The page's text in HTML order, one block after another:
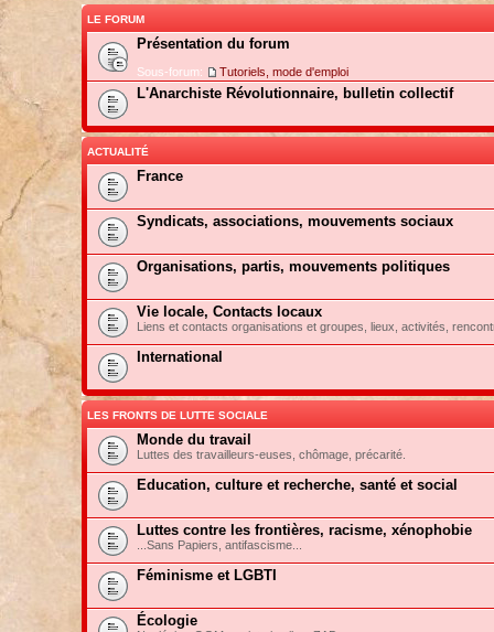
LE FORUM
Présentation du forum
Sous-forum: Tutoriels, mode d'emploi
L'Anarchiste Révolutionnaire, bulletin collectif
ACTUALITÉ
France
Syndicats, associations, mouvements sociaux
Organisations, partis, mouvements politiques
Vie locale, Contacts locaux
Liens et contacts organisations et groupes, lieux, activités,
International
LES FRONTS DE LUTTE SOCIALE
Monde du travail
Luttes des travailleurs-euses, chômage, précarité.
Education, culture et recherche, santé et social
Luttes contre les frontières, racisme, xénophobie
...Sans Papiers, antifascisme...
Féminisme et LGBTI
Écologie